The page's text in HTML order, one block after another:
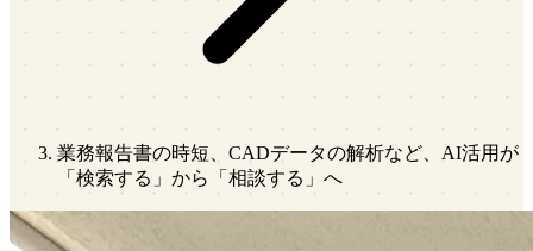
業務報告書の時短、CADデータの解析など、AI活用が
「検索する」から「相談する」へ